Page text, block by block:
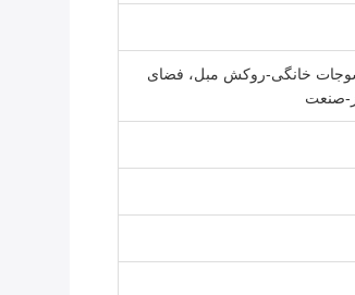
خانگی-روکش مبل، فضای
صنعت